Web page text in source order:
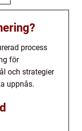
process
för
och strategier
uppnås.